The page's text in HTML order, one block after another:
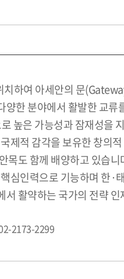
하여 아세안의 문
양한 분야에서 활발한 교
높은 가능성과 잠재성을
제적 감각을 보유한 창의
목도 함께 배양하고 있습
심인력으로 기능하며 한
서 활약하는 국가의 전략
2173-2299